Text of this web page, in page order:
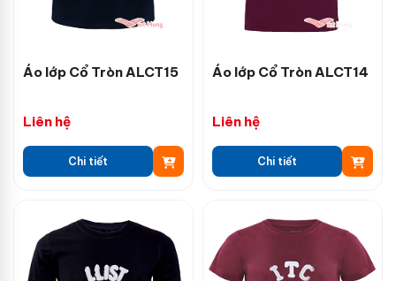
Áo lớp Cổ Tròn ALCT15
Liên hệ
Chi tiết
Áo lớp Cổ Tròn ALCT14
Liên hệ
Chi tiết